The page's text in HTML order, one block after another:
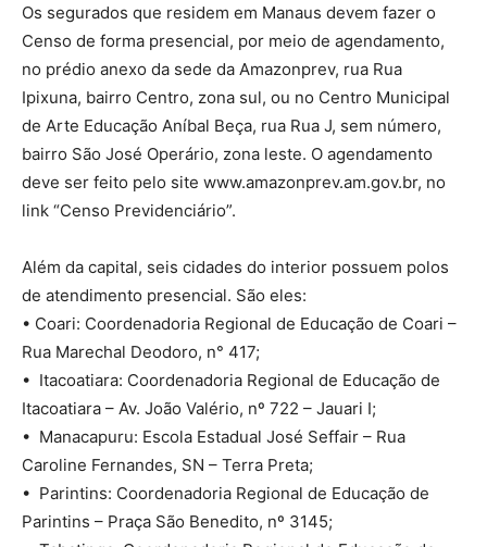
Os segurados que residem em Manaus devem fazer o
Censo de forma presencial, por meio de agendamento,
no prédio anexo da sede da Amazonprev, rua Rua
Ipixuna, bairro Centro, zona sul, ou no Centro Municipal
de Arte Educação Aníbal Beça, rua Rua J, sem número,
bairro São José Operário, zona leste. O agendamento
deve ser feito pelo site www.amazonprev.am.gov.br, no
link “Censo Previdenciário”.
Além da capital, seis cidades do interior possuem polos
de atendimento presencial. São eles:
• Coari: Coordenadoria Regional de Educação de Coari –
Rua Marechal Deodoro, n° 417;
• Itacoatiara: Coordenadoria Regional de Educação de
Itacoatiara – Av. João Valério, nº 722 – Jauari I;
• Manacapuru: Escola Estadual José Seffair – Rua
Caroline Fernandes, SN – Terra Preta;
• Parintins: Coordenadoria Regional de Educação de
Parintins – Praça São Benedito, nº 3145;